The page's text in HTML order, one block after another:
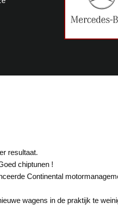
resultaat.
chiptunen !
Continental
wagens in de praktijk te